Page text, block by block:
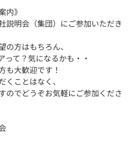
内》
説明会（集団）にご参加いただき
の方はもちろん、
って？気になるかも・・
も大歓迎です！
ことはなく、
のでどうぞお気軽にご参加くださ